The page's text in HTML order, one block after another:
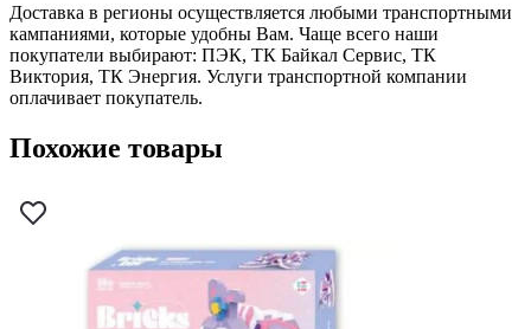
Доставка в регионы осуществляется любыми транспортными
кампаниями, которые удобны Вам. Чаще всего наши
покупатели выбирают: ПЭК, ТК Байкал Сервис, ТК
Виктория, ТК Энергия. Услуги транспортной компании
оплачивает покупатель.
Похожие товары